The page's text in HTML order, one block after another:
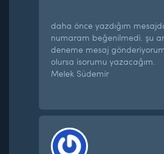
daha önce yazdığım
numaram beğenilmedi. şu
deneme mesaj
olursa isorumu yazacağım.
Melek Südemir